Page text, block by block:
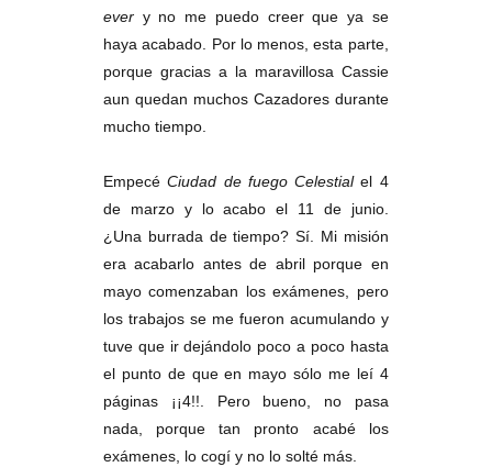
ever y no me puedo creer que ya se
haya acabado. Por lo menos, esta parte,
porque gracias a la maravillosa Cassie
aun quedan muchos Cazadores durante
mucho tiempo.
EmpecéCiudad de fuego Celestialel 4
de marzo y lo acabo el 11 de junio.
¿Una burrada de tiempo? Sí. Mi misión
era acabarlo antes de abril porque en
mayo comenzaban los exámenes, pero
los trabajos se me fueron acumulando y
tuve que ir dejándolo poco a poco hasta
el punto de que en mayo sólo me leí 4
páginas ¡¡4!!. Pero bueno, no pasa
nada, porque tan pronto acabé los
exámenes, lo cogí y no lo solté más.